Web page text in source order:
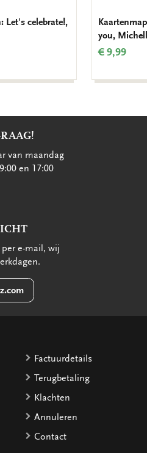
Let's celebrate!,
you,
€ 9,99
van maandag
en 17:00
e-mail, wij
Factuurdetails
Terugbetaling
Klachten
Annuleren
Contact